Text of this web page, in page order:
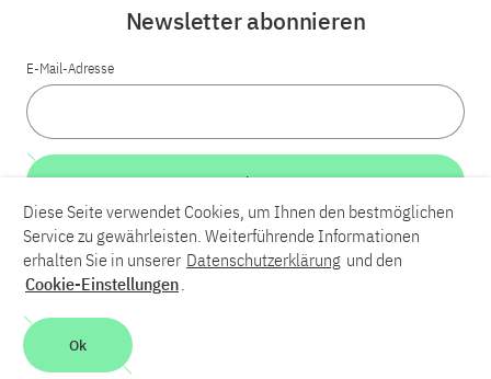
LinkedInBlueskyYouTube
Kontakt
Barrierefreiheit
Newsletter abonnieren
E-Mail-Adresse
Weiter
Diese Seite verwendet Cookies, um Ihnen den bestmöglichen
Service zu gewährleisten. Weiterführende Informationen
erhalten Sie in unserer Datenschutzerklärung und den
Cookie-Einstellungen.
Ok